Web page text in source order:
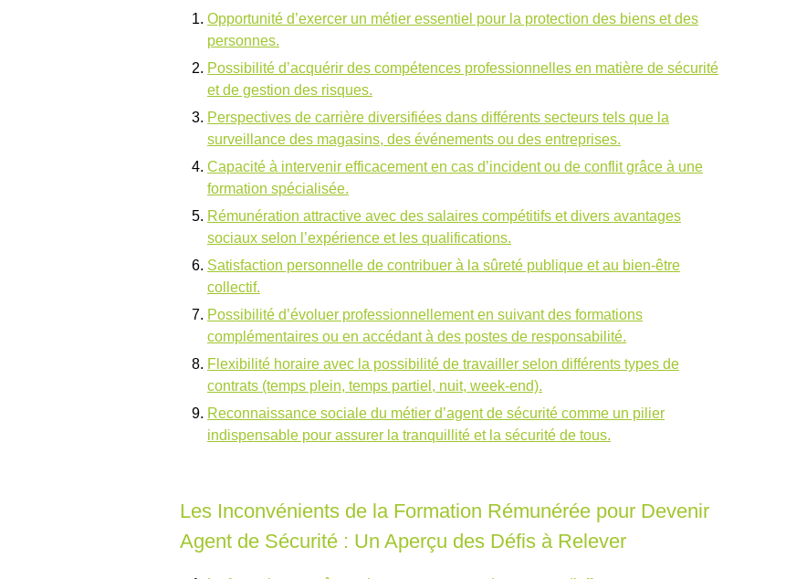
Opportunité d’exercer un métier essentiel pour la protection des biens et des
personnes.
Possibilité d’acquérir des compétences professionnelles en matière de sécurité
et de gestion des risques.
Perspectives de carrière diversifiées dans différents secteurs tels que la
surveillance des magasins, des événements ou des entreprises.
Capacité à intervenir efficacement en cas d’incident ou de conflit grâce à une
formation spécialisée.
Rémunération attractive avec des salaires compétitifs et divers avantages
sociaux selon l’expérience et les qualifications.
Satisfaction personnelle de contribuer à la sûreté publique et au bien-être
collectif.
Possibilité d’évoluer professionnellement en suivant des formations
complémentaires ou en accédant à des postes de responsabilité.
Flexibilité horaire avec la possibilité de travailler selon différents types de
contrats (temps plein, temps partiel, nuit, week-end).
Reconnaissance sociale du métier d’agent de sécurité comme un pilier
indispensable pour assurer la tranquillité et la sécurité de tous.
Les Inconvénients de la Formation Rémunérée pour Devenir
Agent de Sécurité : Un Aperçu des Défis à Relever